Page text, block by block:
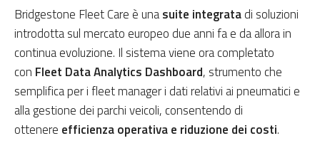
Bridgestone Fleet Care è unasuite integratadi soluzioni
introdotta sul mercato europeo due anni fa e da allora in
continua evoluzione. Il sistema viene ora completato
con Fleet Data Analytics Dashboard, strumento che
semplifica per i fleet manager i dati relativi ai pneumatici e
alla gestione dei parchi veicoli, consentendo di
ottenere efficienza operativa e riduzione dei costi.